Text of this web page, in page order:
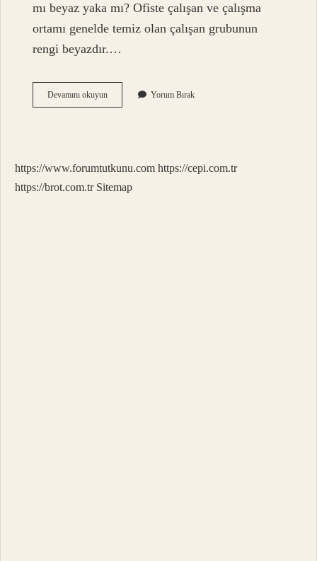
mı beyaz yaka mı? Ofiste çalışan ve çalışma
ortamı genelde temiz olan çalışan grubunun
rengi beyazdır.…
Devamını okuyunBeyaz
Yakalı
Yorum Bırak
https://www.forumtutkunu.com https://cepi.com.tr
https://brot.com.tr Sitemap